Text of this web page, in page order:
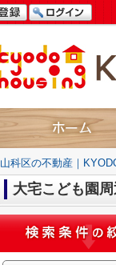
山科区の不動産｜
大宅こども園周